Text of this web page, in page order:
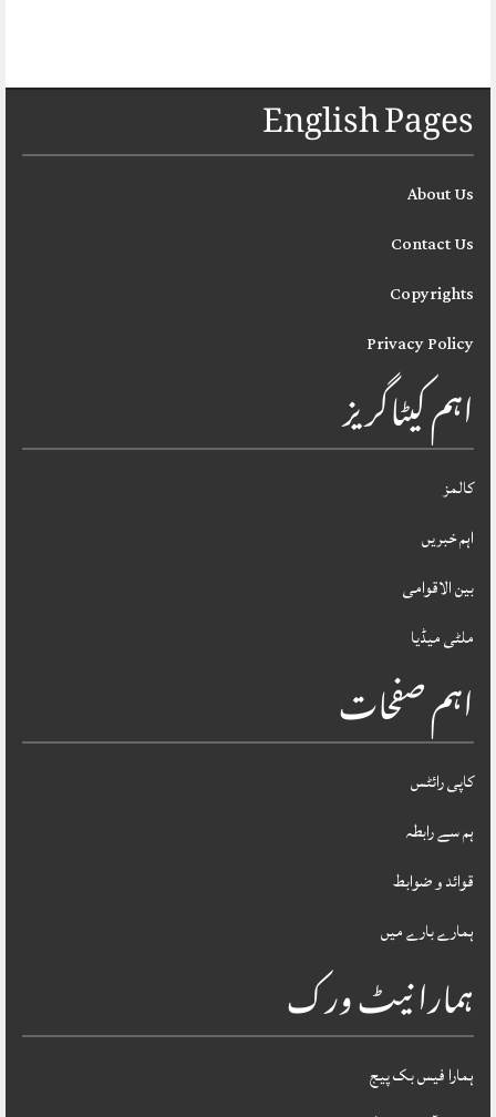
English Pages
About Us
Contact Us
Copyrights
Privacy Policy
اہم کیٹاگریز
کالمز
اہم خبریں
بین الاقوامی
ملٹی میڈیا
اہم صفحات
کاپی رائٹس
ہم سے رابطہ
قوائد و ضوابط
ہمارے بارے میں
ہمارا نیٹ ورک
ہمارا فیس بک پیج